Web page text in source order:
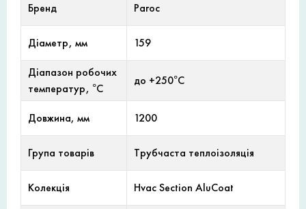
Бренд Paroc
Діаметр, мм 159
Діапазон робочих
температур, °С
до +250°С
Довжина, мм 1200
Група товарів Трубчаста теплоізоляція
Колекція Hvac Section AluCoat